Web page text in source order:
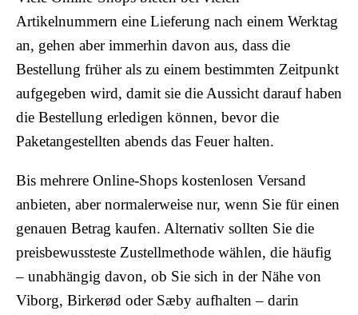
Artikelnummern eine Lieferung nach einem Werktag
an, gehen aber immerhin davon aus, dass die
Bestellung früher als zu einem bestimmten Zeitpunkt
aufgegeben wird, damit sie die Aussicht darauf haben
die Bestellung erledigen können, bevor die
Paketangestellten abends das Feuer halten.
Bis mehrere Online-Shops kostenlosen Versand
anbieten, aber normalerweise nur, wenn Sie für einen
genauen Betrag kaufen. Alternativ sollten Sie die
preisbewussteste Zustellmethode wählen, die häufig
– unabhängig davon, ob Sie sich in der Nähe von
Viborg, Birkerød oder Sæby aufhalten – darin